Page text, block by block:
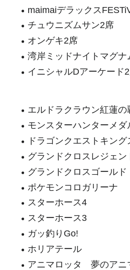
maimaiデラックス
チュウニズムサン2席
オンゲキ2席
湾岸ミッドナイトマグ
イニシャルDアーケード
エルドラクラウン紅蓮の
モンスターハンターメ
ドラゴンクエストキング
グランドクロスレジェン
グランドクロスゴールド
ポケモンコロガリーナ
スターホース4
スターホース3
ガッ釣りGo!
ホリアテール
アニマロッタ 夢のアニ